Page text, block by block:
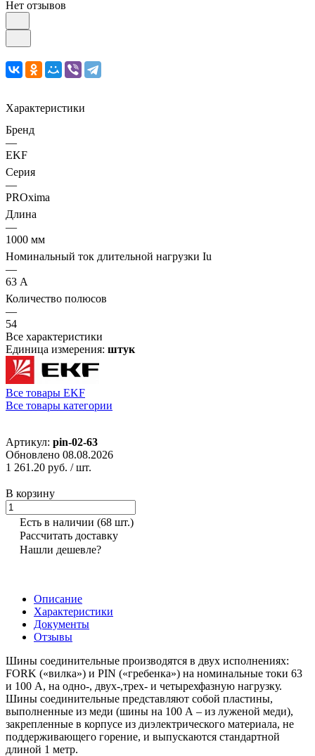
Нет отзывов
Характеристики
Бренд
—
EKF
Серия
—
PROxima
Длина
—
1000 мм
Номинальный ток длительной нагрузки Iu
—
63 А
Количество полюсов
—
54
Все характеристики
Единица измерения: штук
Все товары EKF
Все товары категории
Артикул: pin-02-63
Обновлено 08.08.2026
1 261.20 руб. / шт.
В корзину
Есть в наличии (68 шт.)
Рассчитать доставку
Нашли дешевле?
Описание
Характеристики
Документы
Отзывы
Шины соединительные производятся в двух исполнениях:
FORK («вилка») и PIN («гребенка») на номинальные токи 63
и 100 А, на одно-, двух-,трех- и четырехфазную нагрузку.
Шины соединительные представляют собой пластины,
выполненные из меди (шины на 100 А – из луженой меди),
закрепленные в корпусе из диэлектрического материала, не
поддерживающего горение, и выпускаются стандартной
длиной 1 метр.